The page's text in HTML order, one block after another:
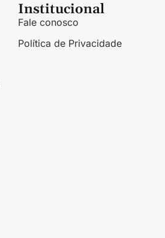
Institucional
Fale conosco
Política de Privacidade